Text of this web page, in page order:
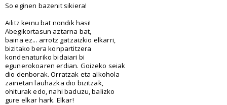
So eginen bazenit sikiera!
Ailitz keinu bat nondik hasi!
Abegikortasun aztarna bat,
baina ez... arrotz gatzaizkio elkarri,
bizitako bera konpartitzera
kondenaturiko bidaiari bi
egunerokoaren erdian. Goizeko seiak
dio denborak. Orratzak eta alkohola
zainetan lauhazka dio bizitzak,
ohiturak edo, nahi baduzu, balizko
gure elkar hark. Elkar!